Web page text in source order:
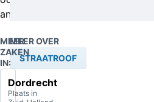
anoniem.
MEER
ZAKEN
IN:
Dordrecht
Plaats in
MEER OVER
STRAATROOF